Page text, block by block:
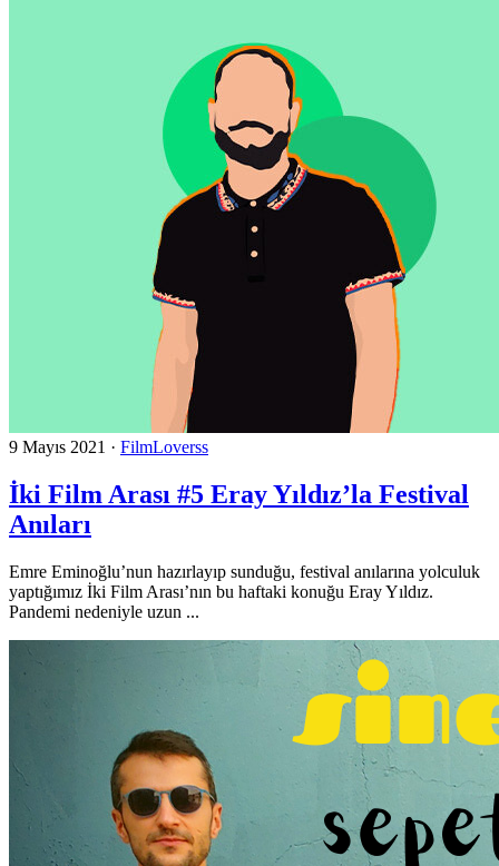
9 Mayıs 2021 · FilmLoverss
İki Film Arası #5 Eray Yıldız’la Festival
Anıları
Emre Eminoğlu’nun hazırlayıp sunduğu, festival anılarına yolculuk
yaptığımız İki Film Arası’nın bu haftaki konuğu Eray Yıldız.
Pandemi nedeniyle uzun ...